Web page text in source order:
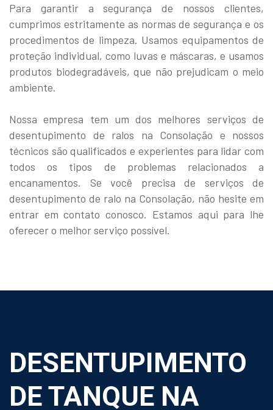
Para garantir a segurança de nossos clientes,
cumprimos estritamente as normas de segurança e os
procedimentos de limpeza. Usamos equipamentos de
proteção individual, como luvas e máscaras, e usamos
produtos biodegradáveis, que não prejudicam o meio
ambiente.
Nossa empresa tem um dos melhores serviços de
desentupimento de ralos na Consolação e nossos
técnicos são qualificados e experientes para lidar com
todos os tipos de problemas relacionados a
encanamentos. Se você precisa de serviços de
desentupimento de ralo na Consolação, não hesite em
entrar em contato conosco. Estamos aqui para lhe
oferecer o melhor serviço possível.
DESENTUPIMENTO
DE TANQUE NA